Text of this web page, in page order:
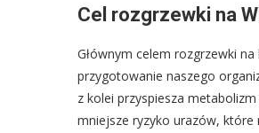
Cel rozgrzewki na
Głównym celem rozgrzewki
przygotowanie naszego
z kolei przyspiesza
mniejsze ryzyko urazów, które